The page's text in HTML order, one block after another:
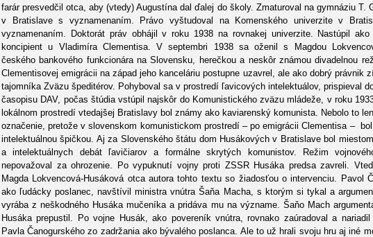
farár presvedčil otca, aby (vtedy) Augustína dal ďalej do školy. Zmaturoval na gymnáziu T.
v Bratislave s vyznamenaním. Právo vyštudoval na Komenského univerzite v
vyznamenaním. Doktorát práv obhájil v roku 1938 na rovnakej univerzite. Nastúpil ako
koncipient u Vladimíra Clementisa. V septembri 1938 sa oženil s Magdou
českého bankového funkcionára na Slovensku, herečkou a neskôr známou divadelnou
Clementisovej emigrácii na západ jeho kanceláriu postupne uzavrel, ale ako dobrý právnik
tajomníka Zväzu špeditérov. Pohyboval sa v prostredí ľavicových intelektuálov, prispieval
časopisu DAV, počas štúdia vstúpil najskôr do Komunistického zväzu mládeže, v roku
lokálnom prostredí vtedajšej Bratislavy bol známy ako kaviarenský komunista. Nebolo to
označenie, pretože v slovenskom komunistickom prostredí – po emigrácii Clementisa –
intelektuálnou špičkou. Aj za Slovenského štátu dom Husákových v Bratislave bol
a intelektuálnych debát ľavičiarov a formálne skrytých komunistov. Režim
nepovažoval za ohrozenie. Po vypuknutí vojny proti ZSSR Husáka predsa zavreli.
Magda Lokvencová-Husáková otca autora tohto textu so žiadosťou o intervenciu. Pavol
ako ľudácky poslanec, navštívil ministra vnútra Šaňa Macha, s ktorým si tykal a
vyrába z neškodného Husáka mučeníka a pridáva mu na význame. Šaňo Mach
Husáka prepustil. Po vojne Husák, ako povereník vnútra, rovnako zaúradoval a nariadil
Pavla Čanogurského zo zadržania ako bývalého poslanca. Ale to už hrali svoju hru aj iné